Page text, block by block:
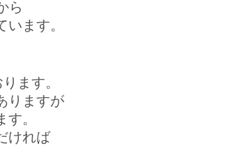
ら
ます。
ます。
りますが
。
ければ